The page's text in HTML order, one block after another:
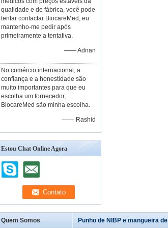
qualidade e de fábrica, você pode
tentar contactar BiocareMed, eu
mantenho-me pedir após
primeiramente a tentativa.
—— Adnan
No comércio internacional, a
confiança e a honestidade são
muito importantes para que eu
escolha um fornecedor,
BiocareMed são minha escolha.
—— Rashid
Estou Chat Online Agora
Quem Somos Punho de NIBP e mangueira de